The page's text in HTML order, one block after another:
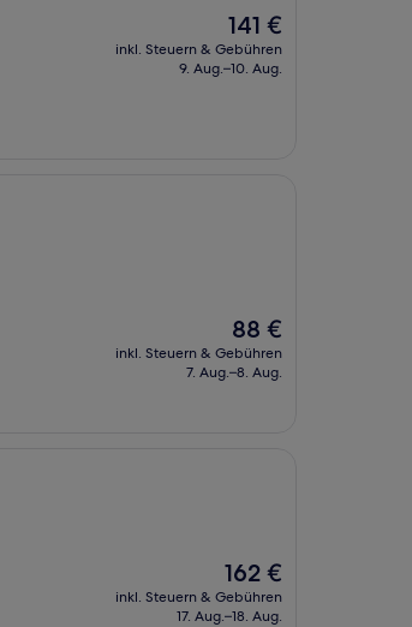
Der
Preis
beträgt
141 €
inkl. Steuern & Gebühren
9. Aug.–10. Aug.
Der
Preis
beträgt
88 €
inkl. Steuern & Gebühren
7. Aug.–8. Aug.
Der
Preis
beträgt
162 €
inkl. Steuern & Gebühren
17. Aug.–18. Aug.